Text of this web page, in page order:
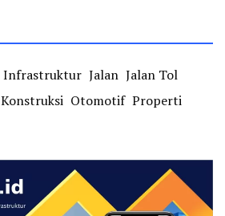
Infrastruktur Jalan Jalan Tol
Konstruksi Otomotif Properti